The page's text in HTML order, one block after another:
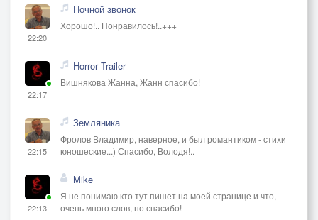
22:20
Ночной звонок
Хорошо!.. Понравилось!..+++
22:17
Horror Trailer
Вишнякова Жанна, Жанн спасибо!
22:15
Земляника
Фролов Владимир, наверное, и был романтиком - стихи
юношеские...) Спасибо, Володя!..
22:13
Mike
Я не понимаю кто тут пишет на моей странице и что,
очень много слов, но спасибо!